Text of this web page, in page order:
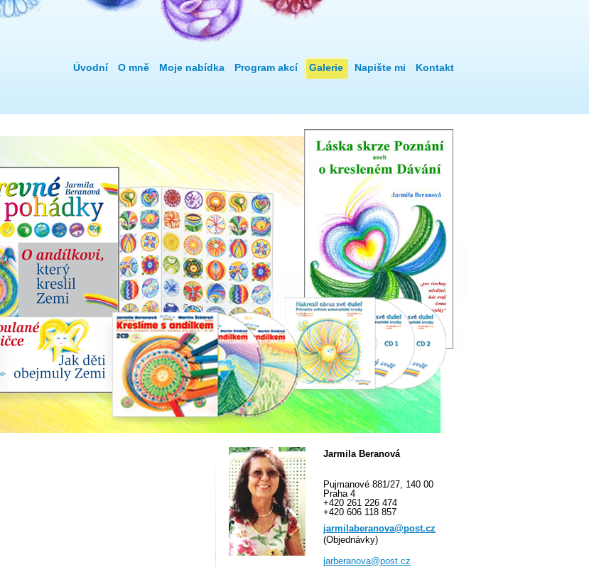
Úvodní O mně Moje nabídka Program akcí Galerie Napište mi Kontakt
Jarmila Beranová
Pujmanové 881/27, 140 00
Praha 4
+420 261 226 474
+420 606 118 857
jarmilaberanova@post.cz
(Objednávky)
jarberanova@post.cz